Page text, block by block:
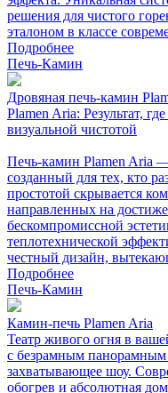
решения для чистого
эталоном в классе
Подробнее
Печь-Камин
Дровяная печь-камин
Plamen Aria: Результат,
визуальной чистотой
Печь-камин Plamen Aria
созданный для тех, кто
простотой скрывается
направленных на
бескомпромиссной
теплотехнической
честный дизайн,
Подробнее
Печь-Камин
Камин-печь Plamen Aria
Театр живого огня в
с безрамным панорамным
захватывающее шоу.
обогрев и абсолютная